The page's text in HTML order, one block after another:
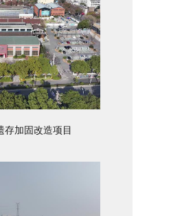
存加固改造项目